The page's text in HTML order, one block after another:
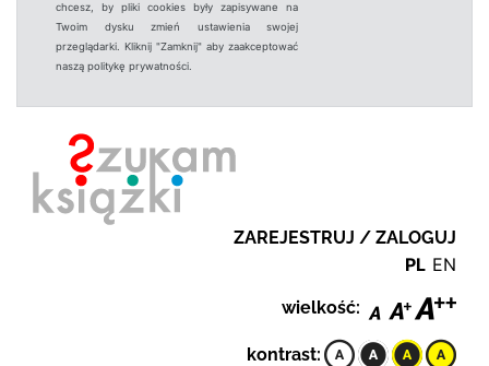
chcesz, by pliki cookies były zapisywane na
Twoim dysku zmień ustawienia swojej
przeglądarki. Kliknij "Zamknij" aby zaakceptować
naszą politykę prywatności.
ZAREJESTRUJ / ZALOGUJ
PL EN
wielkość:
kontrast: